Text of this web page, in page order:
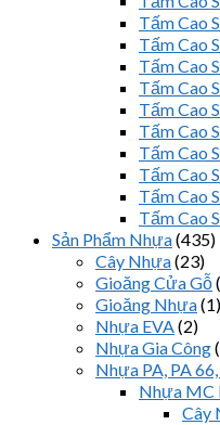
Tấm Cao
Tấm Cao
Tấm Cao
Tấm Cao
Tấm Cao
Tấm Cao
Tấm Cao
Tấm Cao
Tấm Cao
Tấm Cao
Sản Phẩm Nhựa(435)
Cây Nhựa(23)
Gioăng Cửa Gỗ
Gioăng Nhựa(1)
Nhựa EVA(2)
Nhựa Gia Công
Nhựa PA, PA
Nhựa MC
Cây